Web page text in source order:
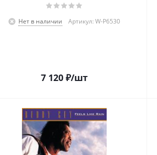
Нет в наличии Артикул: W-P6530
7 120 ₽/шт